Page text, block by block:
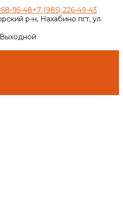
95-48+7 (985) 226-49-43
р-н, Нахабино пгт, ул.